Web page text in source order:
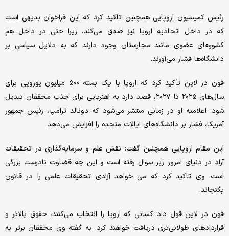
رئیس کمیسیون اروپایی همچنین تاکید کرد که این فراخوان بدیهی است
که در داخل اتحادیه اروپا نیز صدق می‌کند، زیرا حتی در داخل هم
کشورهای عضوی مانند مجارستان وجود دارند که به دلایل سیاسی بر
دانشگاه‌ها فشار می‌آورند.
فون در لاین تأکید کرد که اروپا با یک بسته ۵۰۰ میلیون یورویی برای
سال‌های ۲۰۲۵ تا ۲۰۲۷، قصد دارد به آهنربایی برای جذب محققان تبدیل
شود. اعلامیه او در زمانی منتشر می‌شود که دونالد ترامپ، رئیس جمهور
آمریکا، فشار بر دانشگاه‌های ایالات متحده را افزایش می‌دهد.
این مقام اروپایی همچنین گفت: نقش علم و سرمایه‌گذاری در تحقیقات
آزاد در دنیای امروز زیر سوال رفته است و این چه قضاوت نادرست بزرگی
است. وی تاکید کرد که می خواهد آزادی تحقیقات علمی را در قانون
بگنجاند.
فون در لاین قول داد کسانی که اروپا را انتخاب می‌کنند، حقوق بالاتر و
قراردادهای طولانی‌تری دریافت خواهند کرد. به گفته وی محققان برتر به